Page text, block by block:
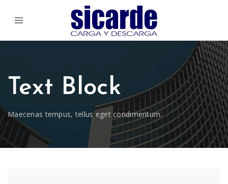
Text Block
Maecenas tempus, tellus eget condimentum.